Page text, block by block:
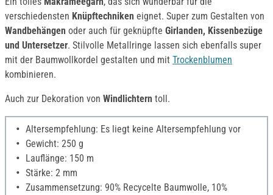
verschiedensten Knüpftechniken eignet. Super zum Gestalten von
Wandbehängen oder auch für geknüpfte Girlanden, Kissenbezüge
und Untersetzer. Stilvolle Metallringe lassen sich ebenfalls super
mit der Baumwollkordel gestalten und mit Trockenblumen
kombinieren.
Auch zur Dekoration von Windlichtern toll.
Altersempfehlung: Es liegt keine Altersempfehlung vor
Gewicht: 250 g
Lauflänge: 150 m
Stärke: 2 mm
Zusammensetzung: 90% Recycelte Baumwolle, 10%